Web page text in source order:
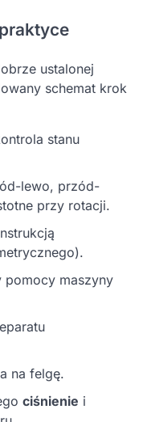
ustalonej
schemat krok
stanu
lewo, przód-
przy rotacji.
pomocy maszyny
na felgę.
ciśnienie i